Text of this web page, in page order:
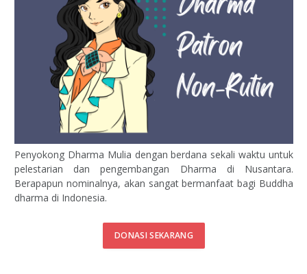
Penyokong Dharma Mulia dengan berdana sekali waktu untuk
pelestarian dan pengembangan Dharma di Nusantara.
Berapapun nominalnya, akan sangat bermanfaat bagi Buddha
dharma di Indonesia.
DONASI SEKARANG